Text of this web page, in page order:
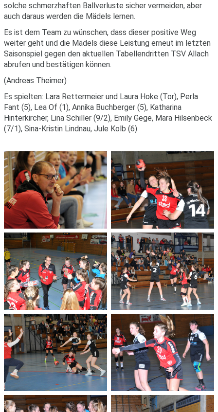
solche schmerzhaften Ballverluste sicher vermeiden, aber
auch daraus werden die Mädels lernen.
Es ist dem Team zu wünschen, dass dieser positive Weg
weiter geht und die Mädels diese Leistung erneut im letzten
Saisonspiel gegen den aktuellen Tabellendritten TSV Allach
abrufen und bestätigen können.
(Andreas Theimer)
Es spielten: Lara Rettermeier und Laura Hoke (Tor), Perla
Fant (5), Lea Of (1), Annika Buchberger (5), Katharina
Hinterkircher, Lina Schiller (9/2), Emily Gege, Mara Hilsenbeck
(7/1), Sina-Kristin Lindnau, Jule Kolb (6)